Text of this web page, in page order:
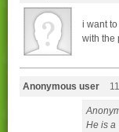
i want
with the
Anonymous user
He is a